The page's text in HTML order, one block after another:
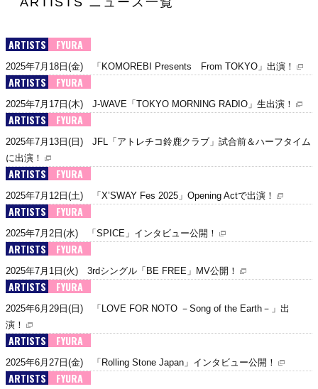
ARTISTS FYURA
2025年7月18日(金) 「KOMOREBI Presents From TOKYO」出演！
ARTISTS FYURA
2025年7月17日(木) J-WAVE「TOKYO MORNING RADIO」生出演！
ARTISTS FYURA
2025年7月13日(日) JFL「アトレチコ鈴鹿クラブ」試合前＆ハーフタイム
に出演！
ARTISTS FYURA
2025年7月12日(土) 「X’SWAY Fes 2025」Opening Actで出演！
ARTISTS FYURA
2025年7月2日(水) 「SPICE」インタビュー公開！
ARTISTS FYURA
2025年7月1日(火) 3rdシングル「BE FREE」MV公開！
ARTISTS FYURA
2025年6月29日(日) 「LOVE FOR NOTO －Song of the Earth－」出
演！
ARTISTS FYURA
2025年6月27日(金) 「Rolling Stone Japan」インタビュー公開！
ARTISTS FYURA